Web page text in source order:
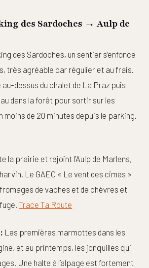
des Sardoches → Aulp de
des Sardoches, un sentier s’enfonce
très agréable car régulier et au frais.
dessus du chalet de La Praz puis
dans la forêt pour sortir sur les
moins de 20 minutes depuis le parking.
la prairie et rejoint l’Aulp de Marlens,
Le GAEC « Le vent des cimes »
de vaches et de chèvres et
Trace Ta Route
Les premières marmottes dans les
et au printemps, les jonquilles qui
Une halte à l’alpage est fortement